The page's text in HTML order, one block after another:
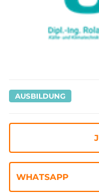
AUSBILDUNG